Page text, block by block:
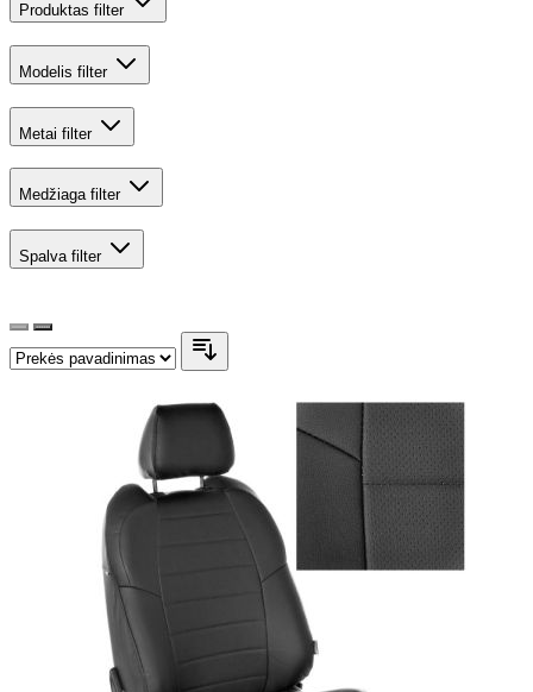
Produktas filter
Modelis filter
Metai filter
Medžiaga filter
Spalva filter